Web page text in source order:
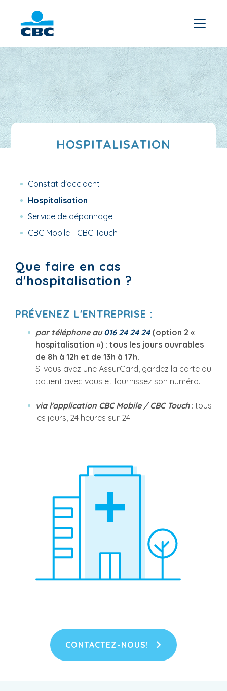
HOSPITALISATION
Constat d'accident
Hospitalisation
Service de dépannage
CBC Mobile - CBC Touch
Que faire en cas
d'hospitalisation ?
PRÉVENEZ L'ENTREPRISE :
par téléphone au016 24 24 24(option 2 «
hospitalisation ») : tous les jours ouvrables
de 8h à 12h et de 13h à 17h.
Si vous avez une AssurCard, gardez la carte du
patient avec vous et fournissez son numéro.
via l'application CBC Mobile / CBC Touch: tous
les jours, 24 heures sur 24
CONTACTEZ-NOUS!